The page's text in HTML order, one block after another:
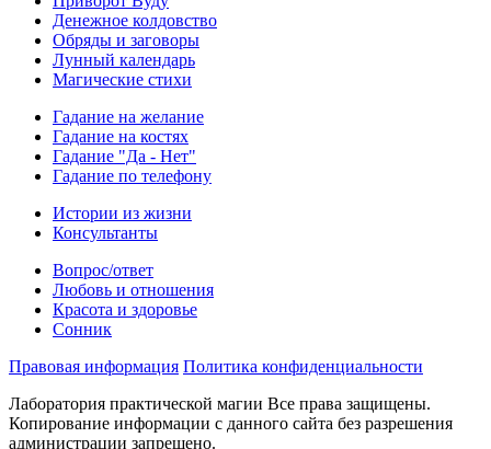
Денежное колдовство
Обряды и заговоры
Лунный календарь
Магические стихи
Гадание на желание
Гадание на костях
Гадание "Да - Нет"
Гадание по телефону
Истории из жизни
Консультанты
Вопрос/ответ
Любовь и отношения
Красота и здоровье
Сонник
Правовая информация Политика конфиденциальности
Лаборатория практической магии Все права защищены.
Копирование информации с данного сайта без разрешения
администрации запрещено.